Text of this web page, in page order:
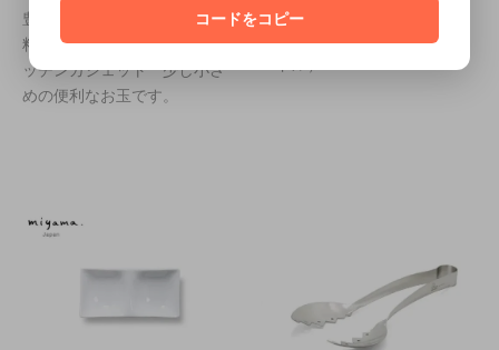
豊富なラインアップで幅広い
料理が楽しめるZWILLINGのキ
ッチンガジェット 少し小さ
めの便利なお玉です。
パスタ料理に活躍する大きめ
のパスタフォーク（パスタレ
コードをコピー